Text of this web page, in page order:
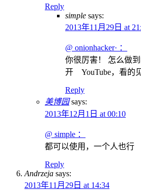
Reply
simple says:
2013年11月29日 at
@ onionhacker· ：
你很厉害！ 怎么做
开 YouTube，看的
Reply
美博园 says:
2013年12月1日 at 00:10
@ simple ：
都可以使用，一个人也行
Reply
Andrzeja says:
2013年11月29日 at 14:34